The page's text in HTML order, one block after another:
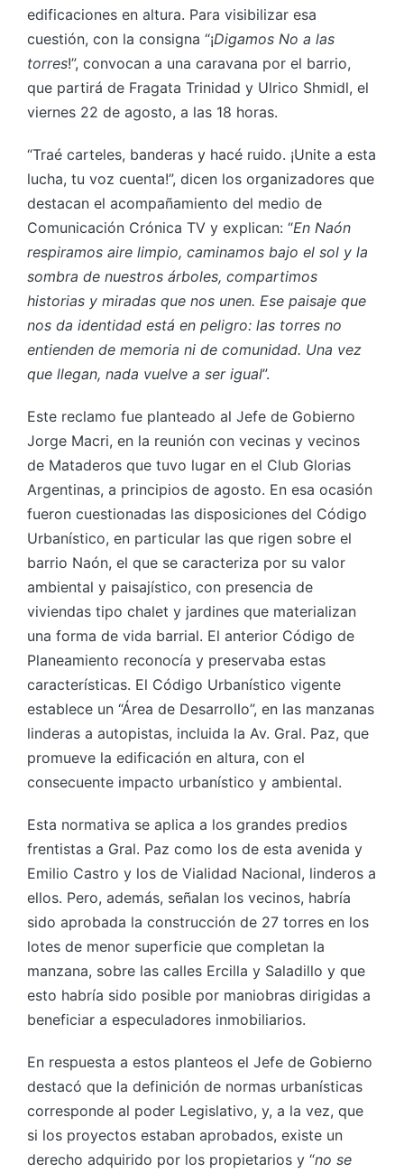
edificaciones en altura. Para visibilizar esa
cuestión, con la consigna “¡Digamos No a las
torres!”, convocan a una caravana por el barrio,
que partirá de Fragata Trinidad y Ulrico Shmidl, el
viernes 22 de agosto, a las 18 horas.
“Traé carteles, banderas y hacé ruido. ¡Unite a esta
lucha, tu voz cuenta!”, dicen los organizadores que
destacan el acompañamiento del medio de
Comunicación Crónica TV y explican: “En Naón
respiramos aire limpio, caminamos bajo el sol y la
sombra de nuestros árboles, compartimos
historias y miradas que nos unen. Ese paisaje que
nos da identidad está en peligro: las torres no
entienden de memoria ni de comunidad. Una vez
que llegan, nada vuelve a ser igual”.
Este reclamo fue planteado al Jefe de Gobierno
Jorge Macri, en la reunión con vecinas y vecinos
de Mataderos que tuvo lugar en el Club Glorias
Argentinas, a principios de agosto. En esa ocasión
fueron cuestionadas las disposiciones del Código
Urbanístico, en particular las que rigen sobre el
barrio Naón, el que se caracteriza por su valor
ambiental y paisajístico, con presencia de
viviendas tipo chalet y jardines que materializan
una forma de vida barrial. El anterior Código de
Planeamiento reconocía y preservaba estas
características. El Código Urbanístico vigente
establece un “Área de Desarrollo”, en las manzanas
linderas a autopistas, incluida la Av. Gral. Paz, que
promueve la edificación en altura, con el
consecuente impacto urbanístico y ambiental.
Esta normativa se aplica a los grandes predios
frentistas a Gral. Paz como los de esta avenida y
Emilio Castro y los de Vialidad Nacional, linderos a
ellos. Pero, además, señalan los vecinos, habría
sido aprobada la construcción de 27 torres en los
lotes de menor superficie que completan la
manzana, sobre las calles Ercilla y Saladillo y que
esto habría sido posible por maniobras dirigidas a
beneficiar a especuladores inmobiliarios.
En respuesta a estos planteos el Jefe de Gobierno
destacó que la definición de normas urbanísticas
corresponde al poder Legislativo, y, a la vez, que
si los proyectos estaban aprobados, existe un
derecho adquirido por los propietarios y “no se